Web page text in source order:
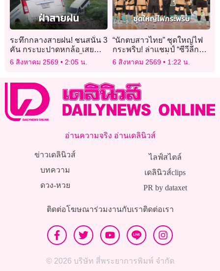
ระทึกกลางสายฝน! ชนสนั่น 3
คัน กระบะปาดหกล้อ เสย
ท้ายรถพยาบาลตกคูน้ำ
6 สิงหาคม 2569 2:05 น.
“นักตบสาวไทย” ชุดใหญ่ไฟ
กระพริบ! ล่าแชมป์ “ซีวีลีก
2026” สนาม 2 ที่เชียงใหม่
6 สิงหาคม 2569 1:22 น.
อ่านความจริง อ่านเดลินิวส์
ข่าวเดลินิวส์
บทความ
ดวง-หวย
ไลฟ์สไตล์
เดลินิวส์clips
PR by dataxet
ติดต่อโฆษณาร่วมงานกับเราติดต่อเรา
© 2026 บริษัท สี่พระยาการพิมพ์ จำกัด